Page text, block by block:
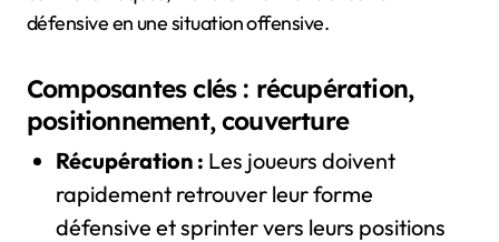
défensive en une situation offensive.
Composantes clés : récupération,
positionnement, couverture
Récupération : Les joueurs doivent
rapidement retrouver leur forme
défensive et sprinter vers leurs positions